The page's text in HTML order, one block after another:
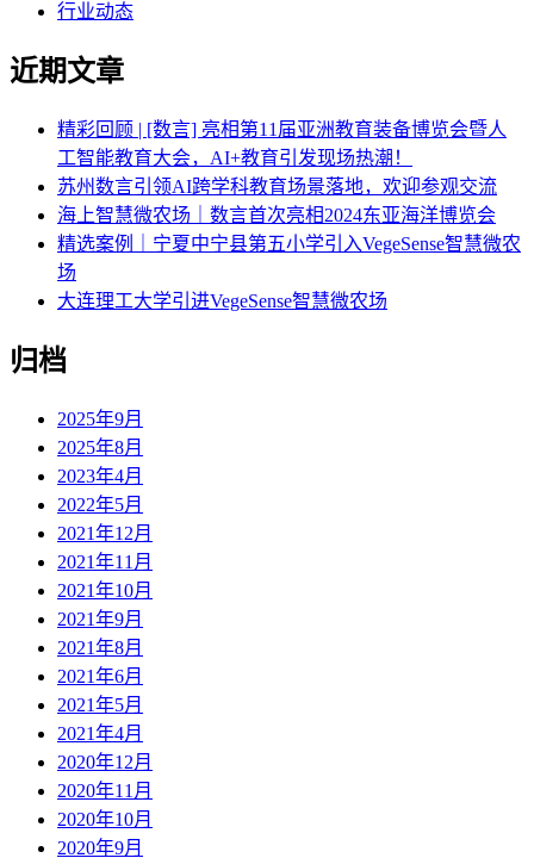
行业动态
近期文章
精彩回顾 | [数言] 亮相第11届亚洲教育装备博览会暨人
工智能教育大会，AI+教育引发现场热潮！
苏州数言引领AI跨学科教育场景落地，欢迎参观交流
海上智慧微农场｜数言首次亮相2024东亚海洋博览会
精选案例｜宁夏中宁县第五小学引入VegeSense智慧微农
场
大连理工大学引进VegeSense智慧微农场
归档
2025年9月
2025年8月
2023年4月
2022年5月
2021年12月
2021年11月
2021年10月
2021年9月
2021年8月
2021年6月
2021年5月
2021年4月
2020年12月
2020年11月
2020年10月
2020年9月